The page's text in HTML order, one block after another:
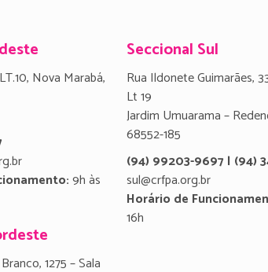
Nova Marabá,
9h às
1275 – Sala
Seccional Sul
Rua Ildonete Guimarães,
Lt 19
Jardim Umuarama –
68552-185
(94) 99203-9697 | (94)
sul@crfpa.org.br
Horário de
16h